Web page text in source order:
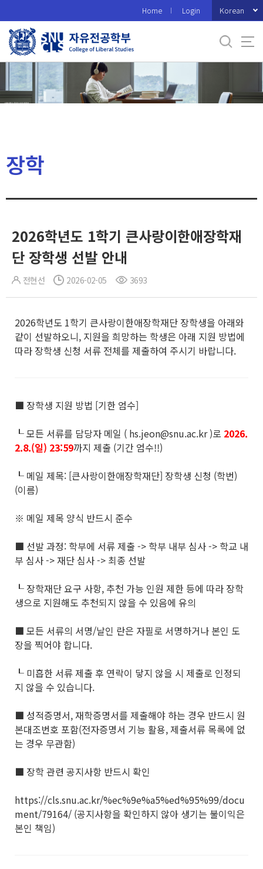
로
메
Home Login Korean
장학
2026학년도 1학기 큰사랑이한애장학재
단 장학생 선발 안내
전현선 2026-02-05 3693
2026학년도 1학기 큰사랑이한애장학재단 장학생을 아래와
같이 선발하오니, 지원을 희망하는 학생은 아래 지원 방법에
따라 장학생 신청 서류 전체를 제출하여 주시기 바랍니다.
■ 장학생 지원 방법 [기한 엄수]
┖ 모든 서류를 담당자 메일 ( hs.jeon@snu.ac.kr )로 2026.
2.8.(일) 23:59까지 제출 (기간 엄수!!)
┖ 메일 제목: [큰사랑이한애장학재단] 장학생 신청 (학번)
(이름)
※ 메일 제목 양식 반드시 준수
■ 선발 과정: 학부에 서류 제출 -> 학부 내부 심사 -> 학교 내
부 심사 -> 재단 심사 -> 최종 선발
┖ 장학재단 요구 사항, 추천 가능 인원 제한 등에 따라 장학
생으로 지원해도 추천되지 않을 수 있음에 유의
■ 모든 서류의 서명/날인 란은 자필로 서명하거나 본인 도
장을 찍어야 합니다.
┖ 미흡한 서류 제출 후 연락이 닿지 않을 시 제출로 인정되
지 않을 수 있습니다.
■ 성적증명서, 재학증명서를 제출해야 하는 경우 반드시 원
본대조번호 포함(전자증명서 기능 활용, 제출서류 목록에 없
는 경우 무관함)
■ 장학 관련 공지사항 반드시 확인
https://cls.snu.ac.kr/%ec%9e%a5%ed%95%99/docu
ment/79164/ (공지사항을 확인하지 않아 생기는 불이익은
본인 책임)